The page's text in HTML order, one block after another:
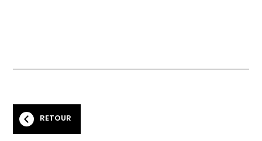
RETOUR